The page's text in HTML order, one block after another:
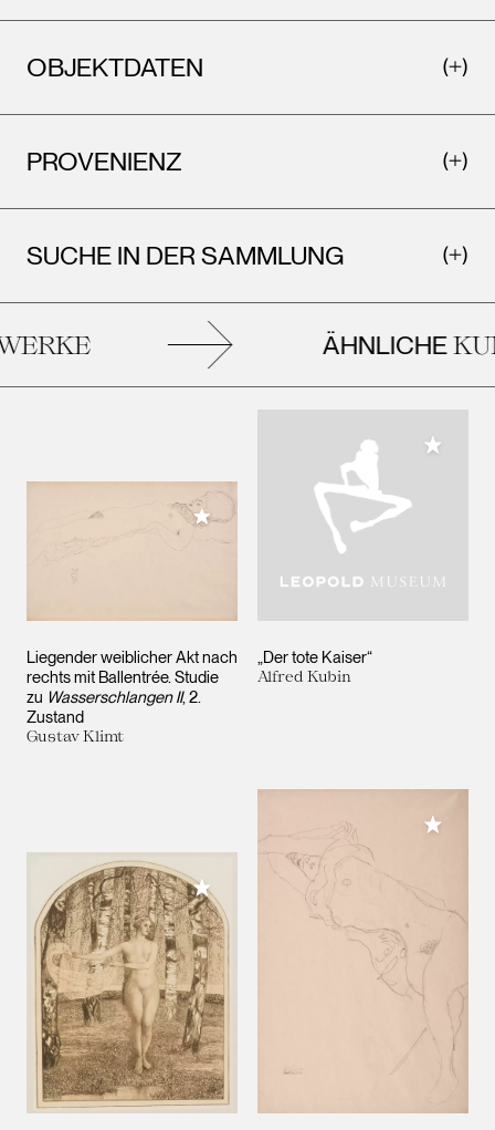
OBJEKTDATEN
PROVENIENZ
SUCHE IN DER SAMMLUNG
ÄHNLICHE
Liegender weiblicher Akt nach
rechts mit Ballentrée. Studie
zu Wasserschlangen II, 2.
Zustand
Gustav Klimt
Meiner Sammlung hinzufügen
„Der tote Kaiser“
Alfred Kubin
Meiner
Meiner Sammlung hinzufügen
Meiner